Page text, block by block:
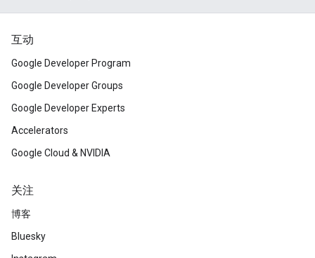
互动
Google Developer Program
Google Developer Groups
Google Developer Experts
Accelerators
Google Cloud & NVIDIA
关注
博客
Bluesky